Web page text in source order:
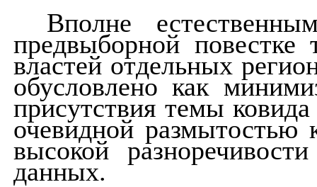
Вполне
предвыборной повестке
властей отдельных
обусловлено как
присутствия темы
очевидной размытостью
высокой
данных.